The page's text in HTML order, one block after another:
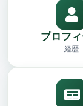
プロフ
経歴